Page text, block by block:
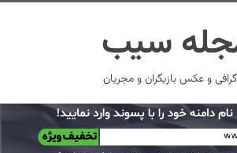
سیب
و عکس بازیگران و مجریان